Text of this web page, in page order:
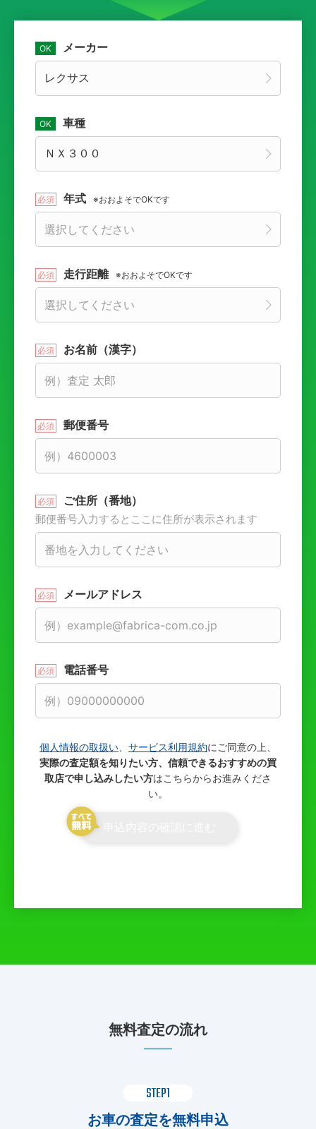
メーカー
車種
年式 ※おおよそでOKです
走行距離 ※おおよそでOKです
お名前（漢字）
郵便番号
ご住所（番地）
郵便番号入力するとここに住所が表示されます
メールアドレス
電話番号
個人情報の取扱い サービス利用規約にご同意の上、
実際の査定額を知りたい方、信頼できるおすすめの買
取店で申し込みしたい方はこちらからお進みくださ
い。
無料査定の流れ
STEP1
お車の査定を無料申込